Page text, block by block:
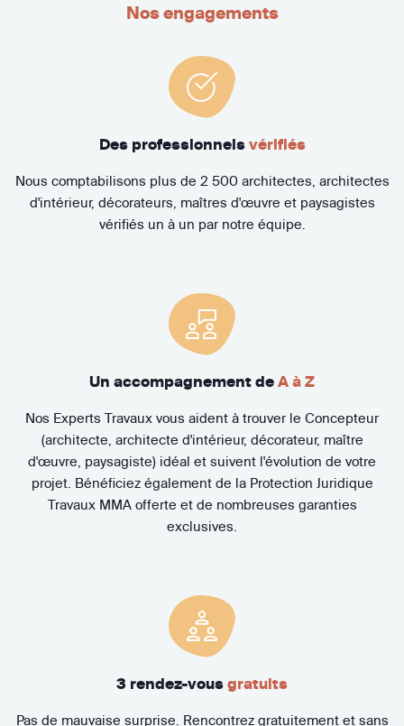
Nos engagements
Des professionnels vérifiés
Nous comptabilisons plus de 2 500 architectes, architectes
d'intérieur, décorateurs, maîtres d'œuvre et paysagistes
vérifiés un à un par notre équipe.
Un accompagnement de A à Z
Nos Experts Travaux vous aident à trouver le Concepteur
(architecte, architecte d'intérieur, décorateur, maître
d'œuvre, paysagiste) idéal et suivent l'évolution de votre
projet. Bénéficiez également de la Protection Juridique
Travaux MMA offerte et de nombreuses garanties
exclusives.
3 rendez-vous gratuits
Pas de mauvaise surprise. Rencontrez gratuitement et sans